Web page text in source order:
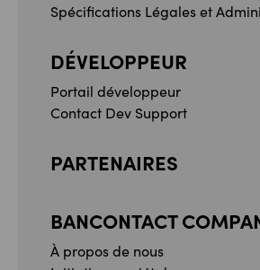
Spécifications Légales et
DÉVELOPPEUR
Portail développeur
Contact Dev Support
PARTENAIRES
BANCONTACT
À propos de nous